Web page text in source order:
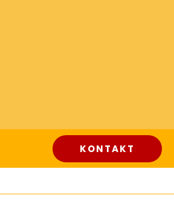
KONTAKT